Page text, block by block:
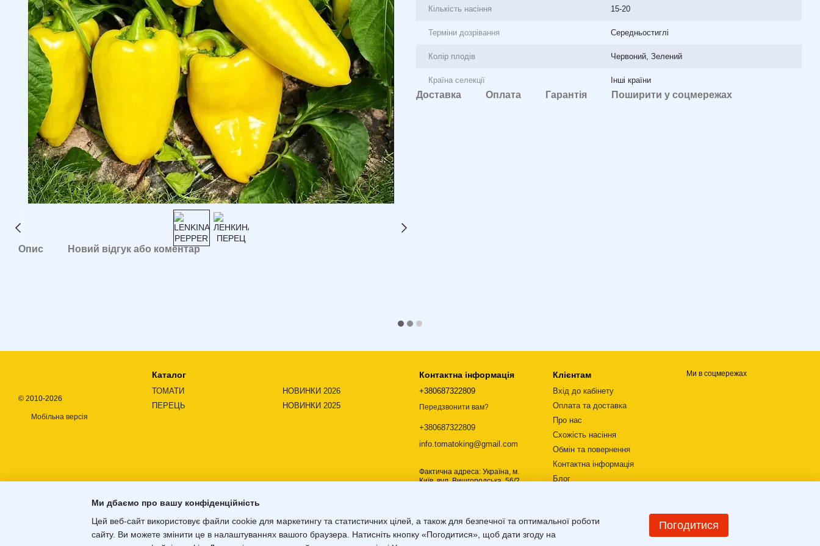
Опис Новий відгук або коментар
Кількість насіння 15-20
Терміни дозрівання Середньостиглі
Колір плодів Червоний, Зелений
Країна селекції Інші країни
Доставка Оплата Гарантія Поширити у соцмережах
© 2010-2026
Мобільна версія
Інтернет-магазин створений з
Каталог
ТОМАТИ
ПЕРЕЦЬ
НОВИНКИ 2026
НОВИНКИ 2025
Контактна інформація
+380687322809
Передзвонити вам?
+380687322809
info.tomatoking@gmail.com
Фактична адреса: Україна, м.
Київ, вул. Вишгородська, 56/2,
Клієнтам
Вхід до кабінету
Оплата та доставка
Про нас
Схожість насіння
Обмін та повернення
Контактна інформація
Блог
Мапа сайту
Ми в соцмережах
Ми дбаємо про вашу конфіденційність
Цей веб-сайт використовує файли cookie для маркетингу та статистичних цілей, а також для безпечної та оптимальної роботи
сайту. Ви можете змінити це в налаштуваннях вашого браузера. Натисніть кнопку «Погодитися», щоб дати згоду на
Погодитися